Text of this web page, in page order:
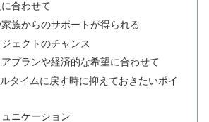
合わせて
族からのサポートが得られる
ェクトのチャンス
プランや経済的な希望に合わせて
タイムに戻す時に抑えておきたいポイ
ニケーション